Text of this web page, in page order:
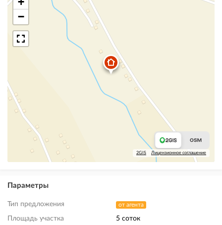
−
2GIS Лицензионное соглашение
Параметры
Тип предложения от агента
Площадь участка 5 соток